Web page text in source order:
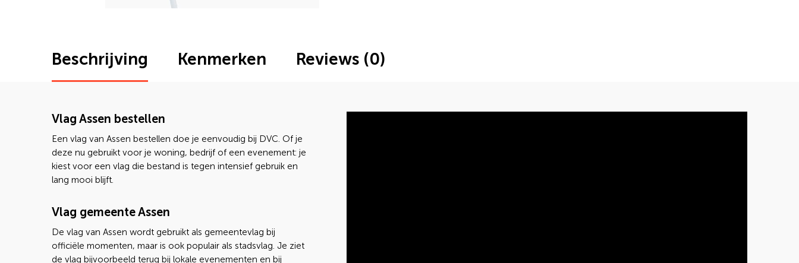
Beschrijving
Vlag Assen bestellen
Een vlag van Assen bestellen doe je eenvoudig bij DVC. Of je
deze nu gebruikt voor je woning, bedrijf of een evenement: je
kiest voor een vlag die bestand is tegen intensief gebruik en
lang mooi blijft.
Vlag gemeente Assen
De vlag van Assen wordt gebruikt als gemeentevlag bij
officiële momenten, maar is ook populair als stadsvlag. Je ziet
de vlag bijvoorbeeld terug bij lokale evenementen en bij
Kenmerken Reviews (0)